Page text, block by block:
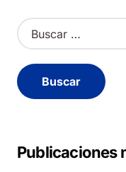
B
u
c
a
Publicaciones